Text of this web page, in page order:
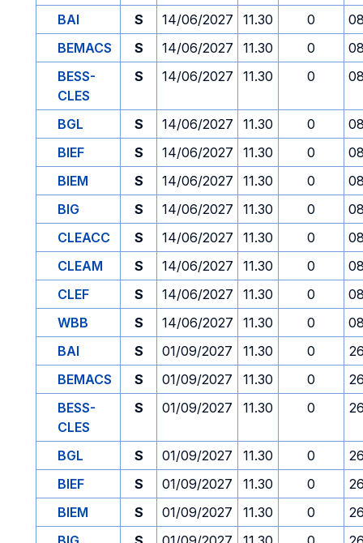
BAI
S 14/06/2027 11.30 0
BEMACS
S 14/06/2027 11.30 0
BESS-
CLES
S 14/06/2027 11.30 0
BGL S 14/06/2027 11.30 0
BIEF
S 14/06/2027 11.30 0
BIEM
S 14/06/2027 11.30 0
BIG
S 14/06/2027 11.30 0
CLEACC
S 14/06/2027 11.30 0
CLEAM
S 14/06/2027 11.30 0
CLEF
S 14/06/2027 11.30 0
WBB
S 14/06/2027 11.30 0
BAI
S 01/09/2027 11.30 0
BEMACS
S 01/09/2027 11.30 0
BESS-
CLES
S 01/09/2027 11.30 0
BGL S 01/09/2027 11.30 0
BIEF
S 01/09/2027 11.30 0
BIEM
S 01/09/2027 11.30 0